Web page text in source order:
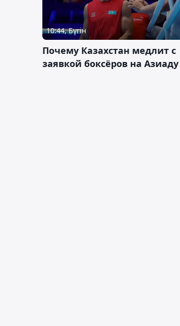
10:44, Бүгін
Почему Казахстан медлит с
заявкой боксёров на Азиаду